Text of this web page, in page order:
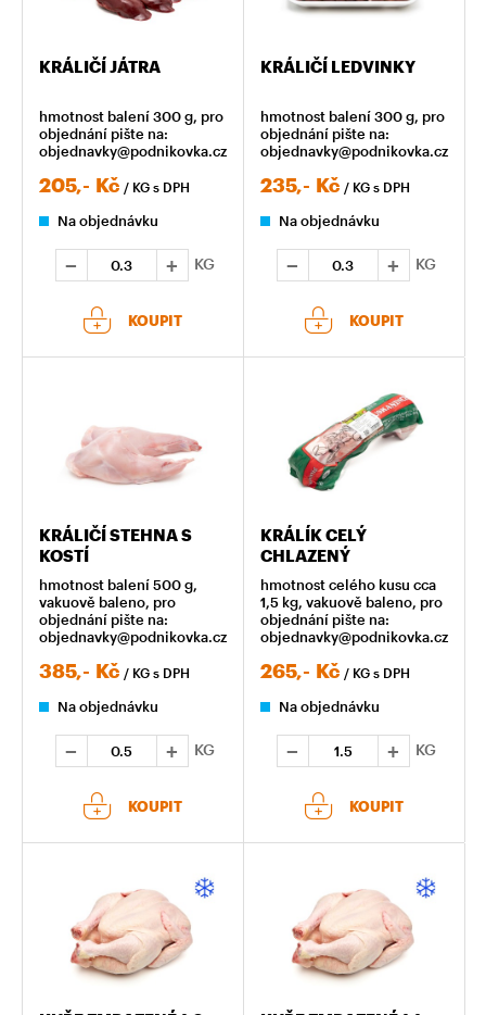
KRÁLIČÍ JÁTRA
hmotnost balení 300 g, pro
objednání pište na:
objednavky@podnikovka.cz
205,- Kč / KG s DPH
Na objednávku
KG
KOUPIT
KRÁLIČÍ LEDVINKY
hmotnost balení 300 g, pro
objednání pište na:
objednavky@podnikovka.cz
235,- Kč / KG s DPH
Na objednávku
KG
KOUPIT
KRÁLIČÍ STEHNA S
KOSTÍ
hmotnost balení 500 g,
vakuově baleno, pro
objednání pište na:
objednavky@podnikovka.cz
385,- Kč / KG s DPH
Na objednávku
KG
KOUPIT
KRÁLÍK CELÝ
CHLAZENÝ
hmotnost celého kusu cca
1,5 kg, vakuově baleno, pro
objednání pište na:
objednavky@podnikovka.cz
265,- Kč / KG s DPH
Na objednávku
KG
KOUPIT